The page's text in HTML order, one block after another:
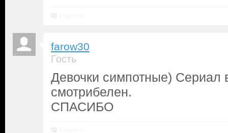
farow30
Гость
Девочки симпотные) Сериал
смотрибелен.
СПАСИБО